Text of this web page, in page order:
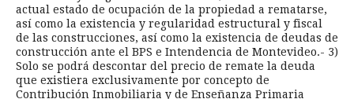
actual estado de ocupación de la propiedad a rematarse,
así como la existencia y regularidad estructural y fiscal
de las construcciones, así como la existencia de deudas de
construcción ante el BPS e Intendencia de Montevideo.- 3)
Solo se podrá descontar del precio de remate la deuda
que existiera exclusivamente por concepto de
Contribución Inmobiliaria y de Enseñanza Primaria